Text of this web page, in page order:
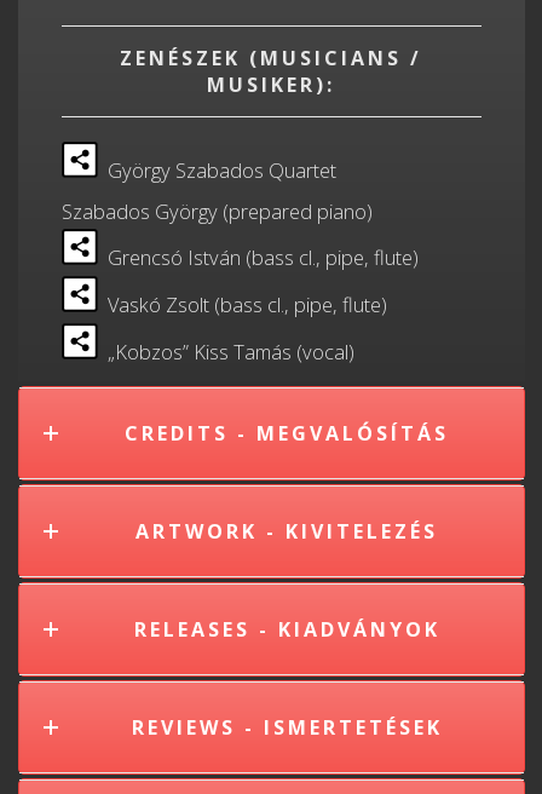
ZENÉSZEK (MUSICIANS /
MUSIKER):
György Szabados Quartet
Szabados György (prepared piano)
Grencsó István (bass cl., pipe, flute)
Vaskó Zsolt (bass cl., pipe, flute)
„Kobzos” Kiss Tamás (vocal)
CREDITS - MEGVALÓSÍTÁS
ARTWORK - KIVITELEZÉS
RELEASES - KIADVÁNYOK
REVIEWS - ISMERTETÉSEK